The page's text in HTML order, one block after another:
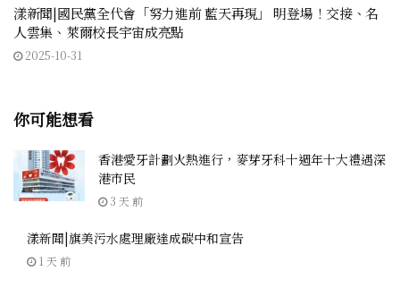
漾新聞|國民黨全代會「努力進前 藍天再現」 明登場！交接、名
人雲集、萊爾校長宇宙成亮點
2025-10-31
你可能想看
香港愛牙計劃火熱進行，麥芽牙科十週年十大禮遇深
港市民
3 天 前
漾新聞|旗美污水處理廠達成碳中和宣告
1 天 前